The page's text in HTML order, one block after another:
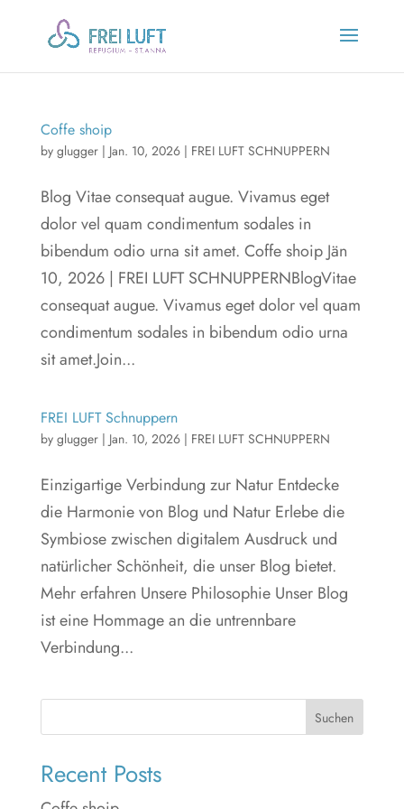
Coffe shoip
by glugger| Jan. 10, 2026| FREI LUFT SCHNUPPERN
Blog Vitae consequat augue. Vivamus eget
dolor vel quam condimentum sodales in
bibendum odio urna sit amet. Coffe shoip Jän
10, 2026 | FREI LUFT SCHNUPPERNBlogVitae
consequat augue. Vivamus eget dolor vel quam
condimentum sodales in bibendum odio urna
sit amet.Join...
FREI LUFT Schnuppern
by glugger| Jan. 10, 2026| FREI LUFT SCHNUPPERN
Einzigartige Verbindung zur Natur Entdecke
die Harmonie von Blog und Natur Erlebe die
Symbiose zwischen digitalem Ausdruck und
natürlicher Schönheit, die unser Blog bietet.
Mehr erfahren Unsere Philosophie Unser Blog
ist eine Hommage an die untrennbare
Verbindung...
Suchen
Recent Posts